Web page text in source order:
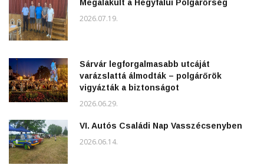
Megalakult a Hegyfalui Polgárőrség
2026.07.19.
Sárvár legforgalmasabb utcáját
varázslattá álmodták – polgárőrök
vigyázták a biztonságot
2026.06.29.
VI. Autós Családi Nap Vasszécsenyben
2026.06.14.